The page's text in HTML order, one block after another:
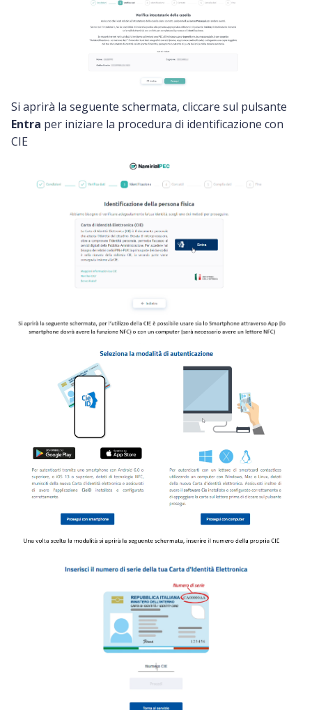
Si aprirà la seguente schermata, cliccare sul pulsante
Entra per iniziare la procedura di identificazione con
CIE